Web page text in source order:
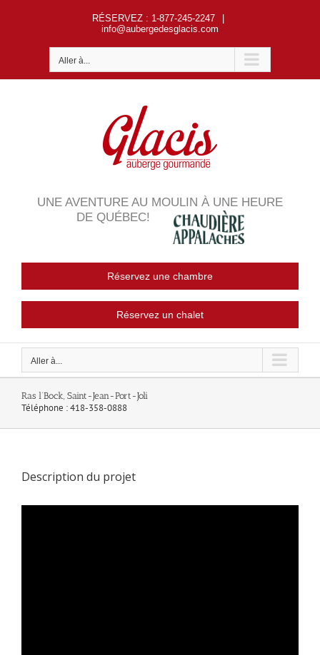
RÉSERVEZ: 1-877-245-2247
info@aubergedesglacis.com
Aller à...
UNE AVENTURE AU MOULIN À UNE HEURE
DE QUÉBEC!
Réservez une chambre
Réservez un chalet
Aller à...
Ras l’Bock, Saint-Jean-Port-Joli
Téléphone : 418-358-0888
Description du projet